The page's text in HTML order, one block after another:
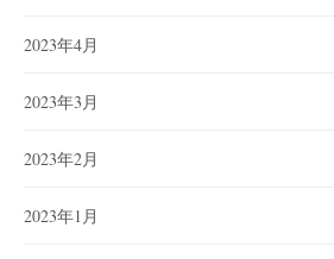
2023年4月
2023年3月
2023年2月
2023年1月